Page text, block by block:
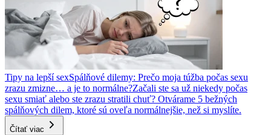
Tipy na lepší sexSpálňové dilemy: Prečo moja túžba počas sexu
zrazu zmizne… a je to normálne?Začali ste sa už niekedy počas
sexu smiať alebo ste zrazu stratili chuť? Otvárame 5 bežných
spálňových dilem, ktoré sú oveľa normálnejšie, než si myslíte.
Čítať viac